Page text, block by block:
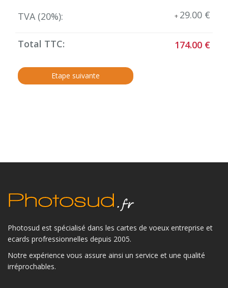
TVA (20%): + 29.00 €
Total TTC: 174.00 €
Photosud est spécialisé dans les cartes de voeux entreprise et
ecards profressionnelles depuis 2005.
Notre expérience vous assure ainsi un service et une qualité
irréprochables.